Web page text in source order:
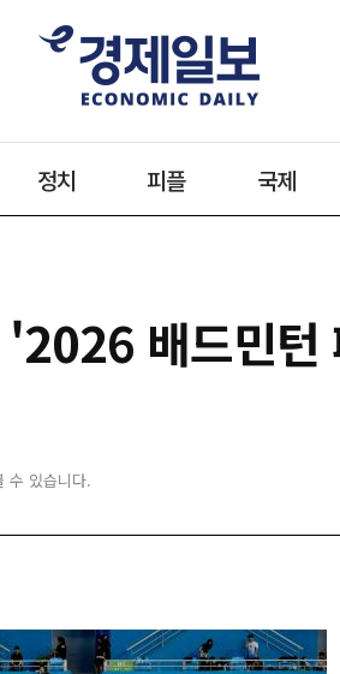
정치 피플 국제
배드민
수 있습니다.